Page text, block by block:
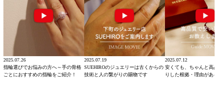
2025.07.26
指輪選びでお悩みの方へ～手の骨格
ごとにおすすめの指輪をご紹介！
2025.07.19
SUEHIROのジュエリーは古くからの
技術と人の繋がりの賜物です
2025.07.12
安くても、ちゃんと高
りした根拠・理由があ